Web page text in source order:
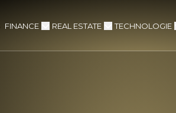
FINANCE REAL ESTATE TECHNOLOGIE